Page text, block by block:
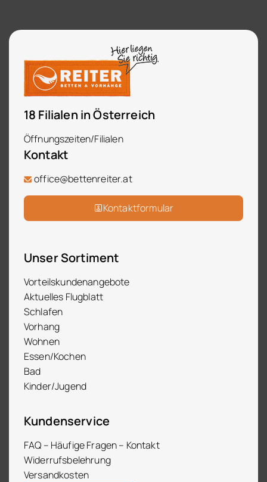
18 Filialen in Österreich
Öffnungszeiten/Filialen
Kontakt
office@bettenreiter.at
Kontaktformular
Unser Sortiment
Vorteilskundenangebote
Aktuelles Flugblatt
Schlafen
Vorhang
Wohnen
Essen/Kochen
Bad
Kinder/Jugend
Kundenservice
FAQ – Häufige Fragen – Kontakt
Widerrufsbelehrung
Versandkosten